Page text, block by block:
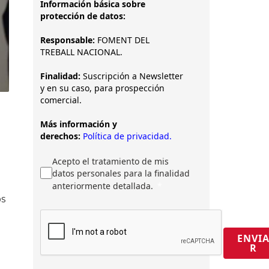
Información básica sobre
protección de datos:
Responsable: FOMENT DEL
TREBALL NACIONAL.
Finalidad: Suscripción a Newsletter
y en su caso, para prospección
comercial.
Más información y
derechos: Política de privacidad.
Acepto el tratamiento de mis
datos personales para la finalidad
anteriormente detallada.
ENVIA
R